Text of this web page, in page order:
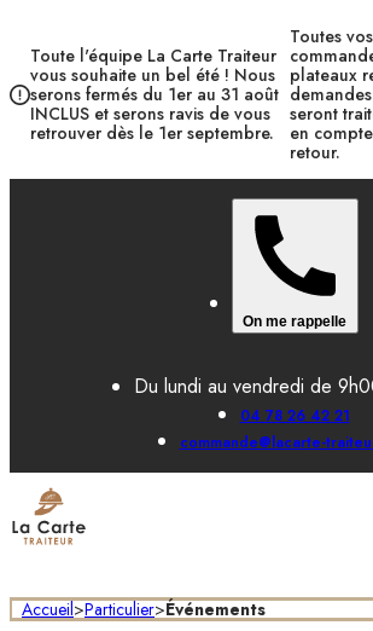
Toute l'équipe La Carte Traiteur
vous souhaite un bel été ! Nous
serons fermés du 1er au 31 août
INCLUS et serons ravis de vous
retrouver dès le 1er septembre.
Toutes vos
plateaux
seront
en
retour.
On me rappelle
Du lundi au vendredi de
04 78 26 42 21
commande@lacarte-
Accueil>Particulier>Événements